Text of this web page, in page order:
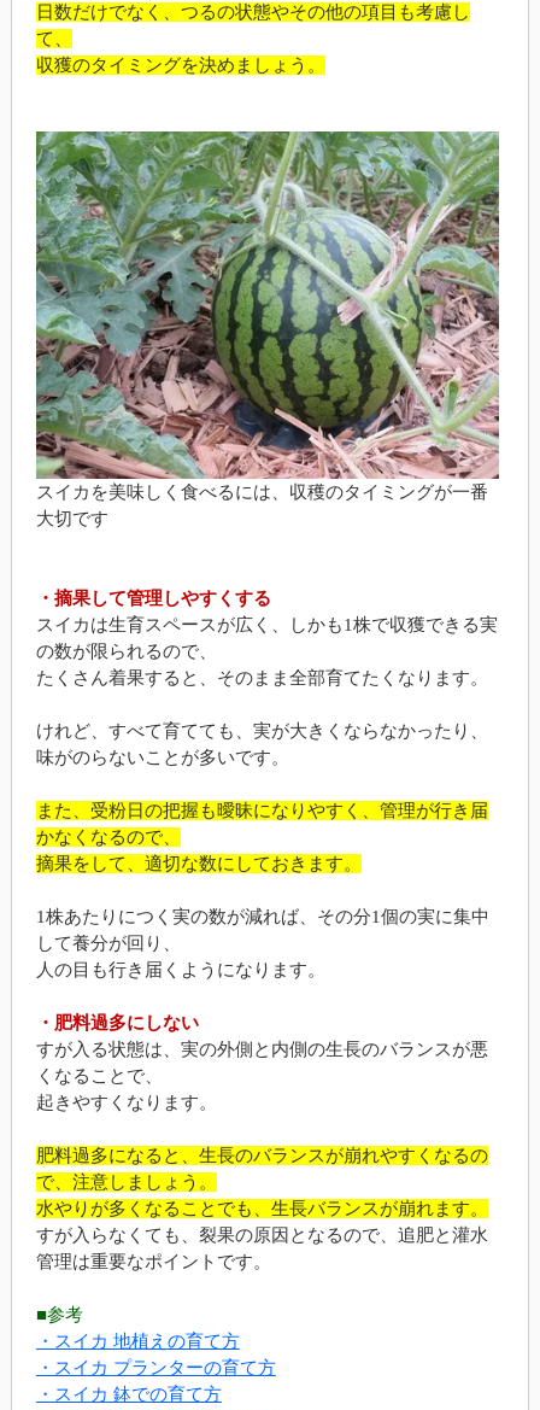
日数だけでなく、つるの状態やその他の項目も考慮し
て、
収獲のタイミングを決めましょう。
スイカを美味しく食べるには、収穫のタイミングが一番
大切です
・摘果して管理しやすくする
スイカは生育スペースが広く、しかも1株で収獲できる実
の数が限られるので、
たくさん着果すると、そのまま全部育てたくなります。
けれど、すべて育てても、実が大きくならなかったり、
味がのらないことが多いです。
また、受粉日の把握も曖昧になりやすく、管理が行き届
かなくなるので、
摘果をして、適切な数にしておきます。
1株あたりにつく実の数が減れば、その分1個の実に集中
して養分が回り、
人の目も行き届くようになります。
・肥料過多にしない
すが入る状態は、実の外側と内側の生長のバランスが悪
くなることで、
起きやすくなります。
肥料過多になると、生長のバランスが崩れやすくなるの
で、注意しましょう。
水やりが多くなることでも、生長バランスが崩れます。
すが入らなくても、裂果の原因となるので、追肥と灌水
管理は重要なポイントです。
■参考
・スイカ 地植えの育て方
・スイカ プランターの育て方
・スイカ 鉢での育て方